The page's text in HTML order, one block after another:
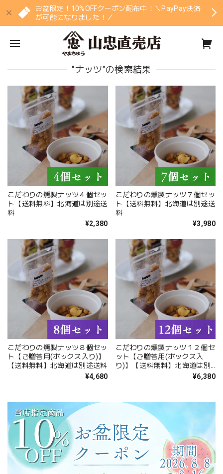
お盆限定！10%OFFクーポン配布中！＼PayPay決済
が可能になりました！／
"ナッツ"の検索結果
こだわりの燻製ナッツ４個セッ
ト【送料無料】北海道は別途送
料
¥2,380
こだわりの燻製ナッツ７個セッ
ト【送料無料】北海道は別途送
料
¥3,980
こだわりの燻製ナッツ８個セッ
ト【ご贈答用(ボックス入り)】
【送料無料】北海道は別途送料
¥4,680
こだわりの燻製ナッツ１２個セ
ット【ご贈答用(ボックス入
り)】【送料無料】北海道は別
¥6,380